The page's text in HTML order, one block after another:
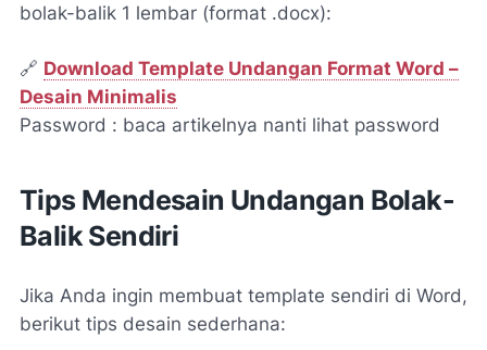
bolak-balik 1 lembar (format .docx):
🔗 Download Template Undangan Format Word –
Desain Minimalis
Password : baca artikelnya nanti lihat password
Tips Mendesain Undangan Bolak-
Balik Sendiri
Jika Anda ingin membuat template sendiri di Word,
berikut tips desain sederhana: